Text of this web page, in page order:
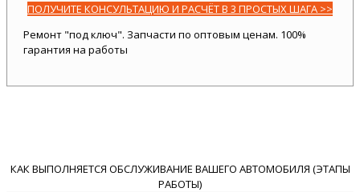
ПОЛУЧИТЕ КОНСУЛЬТАЦИЮ И РАСЧЁТ В 3 ПРОСТЫХ ШАГА >>
Ремонт "под ключ". Запчасти по оптовым ценам. 100%
гарантия на работы
КАК ВЫПОЛНЯЕТСЯ ОБСЛУЖИВАНИЕ ВАШЕГО АВТОМОБИЛЯ (ЭТАПЫ
РАБОТЫ)